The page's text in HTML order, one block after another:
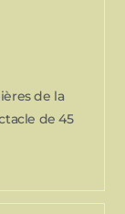
de la
de 45